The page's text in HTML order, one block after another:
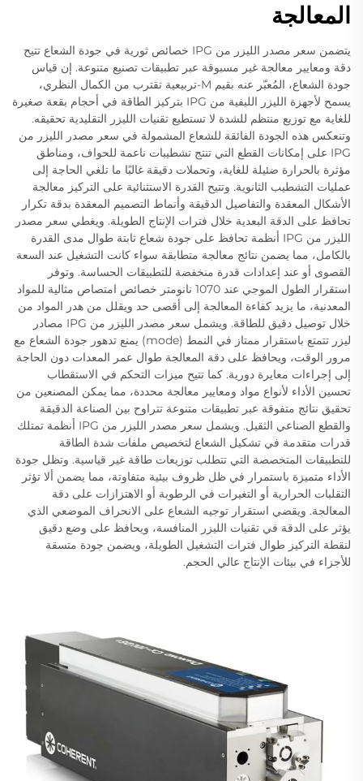
المعالجة
يتضمن سعر مصدر الليزر من IPG خصائص ثورية في جودة الشعاع تتيح
دقة ومعايير معالجة غير مسبوقة عبر تطبيقات تصنيع متنوعة. إن قياس
جودة الشعاع، المُعبّر عنه بقيم M-تربيعية تقترب من الكمال النظري،
يسمح لأجهزة الليزر الليفية من IPG بتركيز الطاقة في أحجام بقعة صغيرة
للغاية مع توزيع منتظم للشدة لا تستطيع تقنيات الليزر التقليدية تحقيقه.
وتنعكس هذه الجودة الفائقة للشعاع المشمولة في سعر مصدر الليزر من
IPG على إمكانات القطع التي تنتج تشطيبات ناعمة للحواف، ومناطق
مؤثرة بالحرارة ضئيلة للغاية، وتحملات دقيقة غالبًا ما تلغي الحاجة إلى
عمليات التشطيب الثانوية. وتتيح القدرة الاستثنائية على التركيز معالجة
الأشكال المعقدة والتفاصيل الدقيقة وأنماط التصميم المعقدة بدقة تكرار
تحافظ على الدقة البعدية خلال فترات الإنتاج الطويلة. ويغطي سعر مصدر
الليزر من IPG أنظمة تحافظ على جودة شعاع ثابتة طوال مدى القدرة
بالكامل، مما يضمن نتائج معالجة متطابقة سواء كانت التشغيل عند السعة
القصوى أو عند إعدادات قدرة منخفضة للتطبيقات الحساسة. وتوفر
استقرار الطول الموجي عند 1070 نانومتر خصائص امتصاص مثالية للمواد
المعدنية، ما يزيد كفاءة المعالجة إلى أقصى حد ويقلل من هدر المواد من
خلال توصيل دقيق للطاقة. ويشمل سعر مصدر الليزر من IPG مصادر
ليزر تتمتع باستقرار ممتاز في النمط (mode) يمنع تدهور جودة الشعاع مع
مرور الوقت، ويحافظ على دقة المعالجة طوال عمر المعدات دون الحاجة
إلى إجراءات معايرة دورية. كما تتيح ميزات التحكم في الاستقطاب
تحسين الأداء لأنواع مواد ومعايير معالجة محددة، مما يمكن المصنعين من
تحقيق نتائج متفوقة عبر تطبيقات متنوعة تتراوح بين الصناعة الدقيقة
والقطع الصناعي الثقيل. ويشمل سعر مصدر الليزر من IPG أنظمة تمتلك
قدرات متقدمة في تشكيل الشعاع لتخصيص ملفات شدة الطاقة
للتطبيقات المتخصصة التي تتطلب توزيعات طاقة غير قياسية. وتظل جودة
الأداء متميزة باستمرار في ظل ظروف بيئية متفاوتة، مما يضمن ألا تؤثر
التقلبات الحرارية أو التغيرات في الرطوبة أو الاهتزازات على دقة
المعالجة. ويقضي استقرار توجيه الشعاع على الانحراف الموضعي الذي
يؤثر على الدقة في تقنيات الليزر المنافسة، ويحافظ على وضع دقيق
لنقطة التركيز طوال فترات التشغيل الطويلة، ويضمن جودة متسقة
للأجزاء في بيئات الإنتاج عالي الحجم.